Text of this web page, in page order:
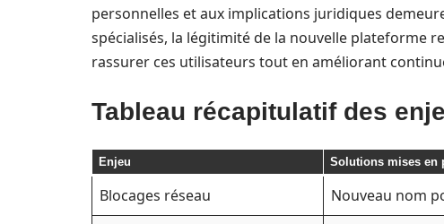
personnelles et aux implications juridiques
spécialisés, la légitimité de la nouvelle plateforme
rassurer ces utilisateurs tout en améliorant
Tableau récapitulatif des
Enjeu Solutions mises en
Blocages réseau
Nouveau nom